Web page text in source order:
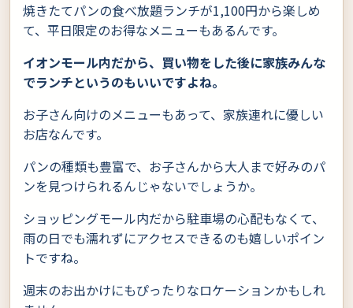
焼きたてパンの食べ放題ランチが1,100円から楽しめ
て、平日限定のお得なメニューもあるんです。
イオンモール内だから、買い物をした後に家族みんな
でランチというのもいいですよね。
お子さん向けのメニューもあって、家族連れに優しい
お店なんです。
パンの種類も豊富で、お子さんから大人まで好みのパ
ンを見つけられるんじゃないでしょうか。
ショッピングモール内だから駐車場の心配もなくて、
雨の日でも濡れずにアクセスできるのも嬉しいポイン
トですね。
週末のお出かけにもぴったりなロケーションかもしれ